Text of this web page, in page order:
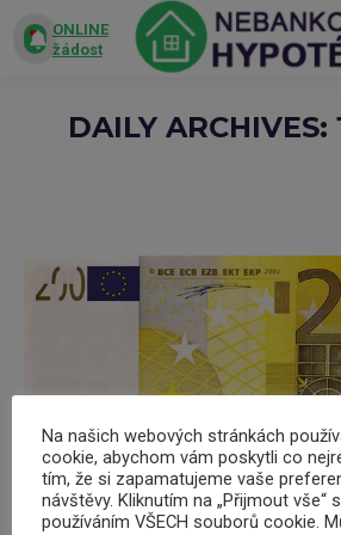
ONLINE
žádost
DAILY ARCHIVES:
Na našich webových stránkách
cookie, abychom vám poskytli co
tím, že si zapamatujeme vaše
návštěvy. Kliknutím na „Přijmout vše“
používáním VŠECH souborů cookie.